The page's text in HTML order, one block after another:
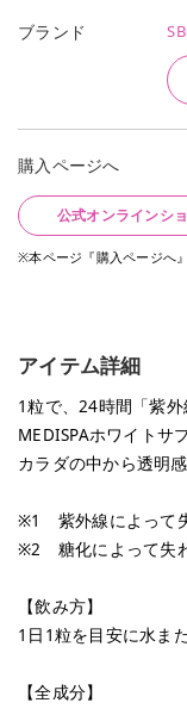
ブランド
購入ページへ
公式オンラインシ
※本ページ『購入ページへ
アイテム詳細
1粒で、24時間「紫
MEDISPAホワイトサ
カラダの中から透明
※1 紫外線によって
※2 糖化によって失
【飲み方】
1日1粒を目安に水ま
【全成分】